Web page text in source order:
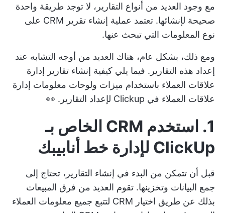
مع وجود العديد من أنواع التقارير، لا توجد طريقة واحدة
صحيحة لإنشائها. تعتمد عملية إنشاء تقرير CRM على
نوع المعلومات التي تبحث عنها.
ومع ذلك، بشكل عام، هناك العديد من أوجه التشابه عند
إعداد هذه التقارير. فيما يلي كيفية إنشاء تقارير إدارة
علاقات العملاء باستخدام ميزات ولوحات معلومات إدارة
علاقات العملاء في Clickup لإعداد التقارير. 👀
1. استخدم CRM الخاص بـ
ClickUp لإدارة خط أنابيبك
قبل أن تتمكن من البدء في إنشاء التقارير، تحتاج إلى
جمع البيانات وتخزينها. تقوم العديد من فرق المبيعات
بذلك عن طريق اختيار CRM لتتبع جميع معلومات العملاء